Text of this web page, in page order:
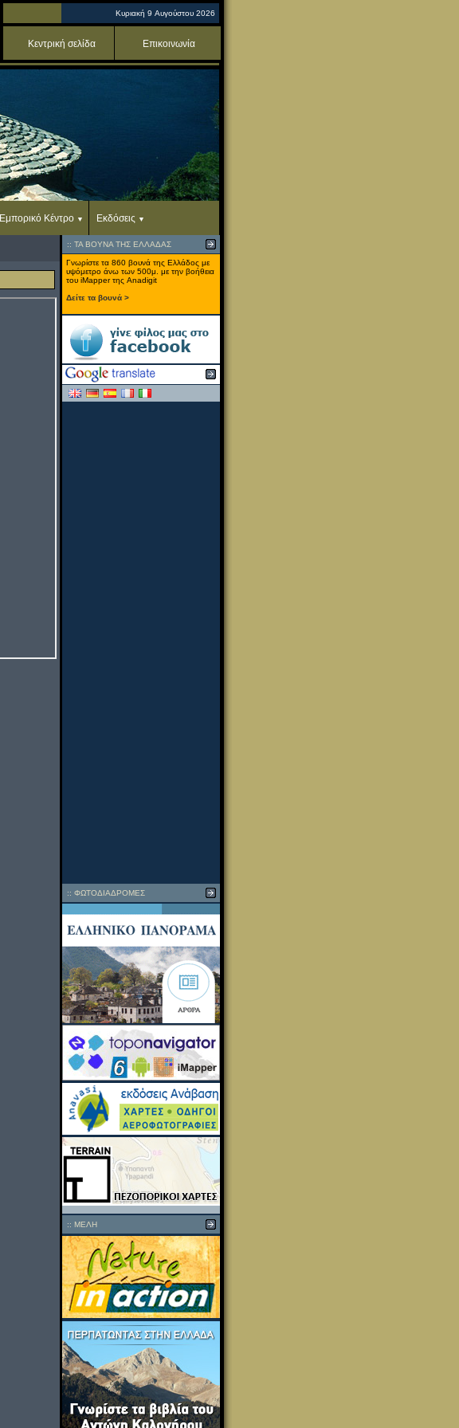
Κυριακή 9 Αυγούστου 2026
Κεντρική σελίδα Επικοινωνία
Εμπορικό Κέντρο Εκδόσεις
:: ΤΑ ΒΟΥΝΑ ΤΗΣ ΕΛΛΑΔΑΣ
Γνωρίστε τα 860 βουνά της Ελλάδος με
υψόμετρο άνω των 500μ. με την βοήθεια
του iMapper της Anadigit
Δείτε τα βουνά >
:: ΦΩΤΟΔΙΑΔΡΟΜΕΣ
:: ΜΕΛΗ